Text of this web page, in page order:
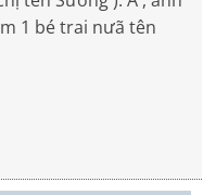
1 bé trai nưã tên